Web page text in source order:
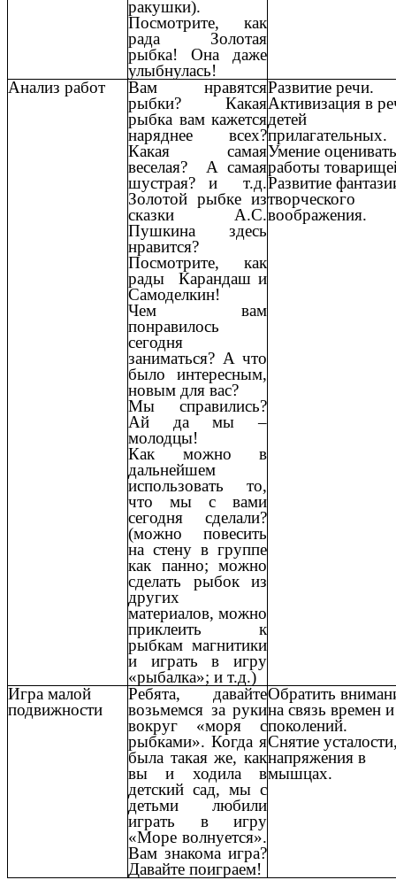
ракушки).
Посмотрите, как
рада Золотая
рыбка! Она даже
улыбнулась!
Анализ работ
Вам нравятся
рыбки? Какая
рыбка вам кажется
наряднее всех?
Какая самая
веселая? А самая
шустрая? и т.д.
Золотой рыбке из
сказки А.С.
Пушкина здесь
нравится?
Посмотрите, как
рады Карандаш и
Самоделкин!
Чем вам
понравилось
сегодня
заниматься? А что
было интересным,
новым для вас?
Мы справились?
Ай да мы –
молодцы!
Как можно в
дальнейшем
использовать то,
что мы с вами
сегодня сделали?
(можно повесить
на стену в группе
как панно; можно
сделать рыбок из
других
материалов, можно
приклеить к
рыбкам магнитики
и играть в игру
«рыбалка»; и т.д.)
Развитие речи.
Активизация в
детей
прилагательных.
Умение оценивать
работы
Развитие
творческого
воображения.
Игра малой
подвижности
Ребята, давайте
возьмемся за руки
вокруг «моря с
рыбками». Когда я
была такая же, как
вы и ходила в
детский сад, мы с
детьми любили
играть в игру
«Море волнуется».
Вам знакома игра?
Давайте поиграем!
Обратить
на связь времен и
поколений.
Снятие
напряжения в
мышцах.